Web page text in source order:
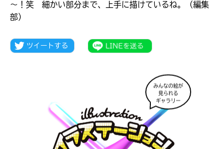
大人気
シリーズに
出会える
～！笑 細かい部分まで、上手に描けているね。（編集
部）
みんなの絵が
見られる
ギャラリー